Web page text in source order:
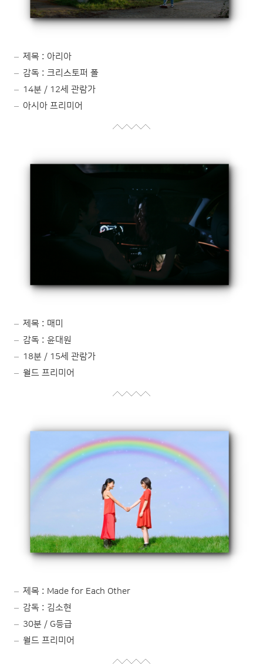
제목 : 아리아
감독 : 크리스토퍼 폴
14분 / 12세 관람가
아시아 프리미어
제목 : 매미
감독 : 윤대원
18분 / 15세 관람가
월드 프리미어
제목 : Made for Each Other
감독 : 김소현
30분 / G등급
월드 프리미어